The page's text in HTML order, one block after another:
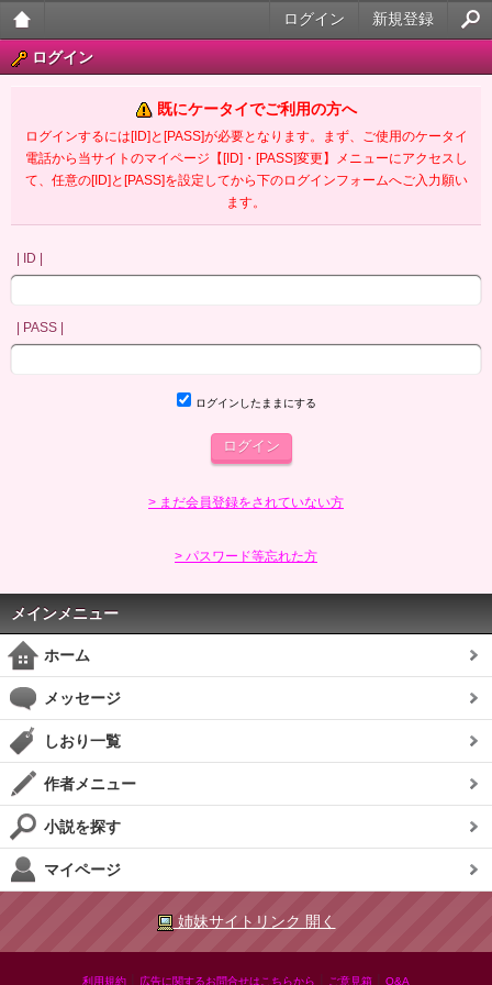
大人
ータ
イ官
新規登録
ログイン
ログイン
既にケータイでご利用の方へ
ログインするには[ID]と[PASS]が必要となります。まず、ご使用のケータイ
電話から当サイトのマイページ【[ID]・[PASS]変更】メニューにアクセスし
て、任意の[ID]と[PASS]を設定してから下のログインフォームへご入力願い
ます。
| ID |
| PASS |
ログインしたままにする
> まだ会員登録をされていない方
> パスワード等忘れた方
メインメニュー
ホーム
メッセージ
しおり一覧
作者メニュー
小説を探す
マイページ
姉妹サイトリンク 開く
利用規約 広告に関するお問合せはこちらから ご意見箱 Q&A